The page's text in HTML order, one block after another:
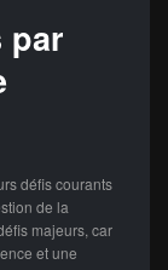
par
défis courants
de la
majeurs, car
et une